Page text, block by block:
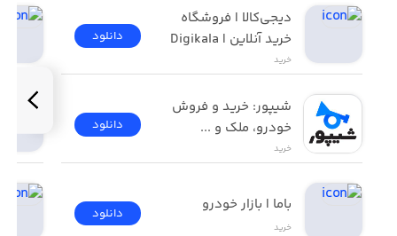
خرید آنلاین | Digikala
خرید
دانلود
خودرو، ملک و ...
خرید
دانلود
باما | بازار خودرو
خرید
دانلود